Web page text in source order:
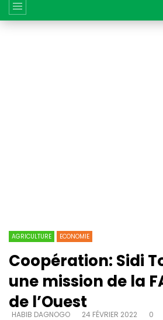
AGRICULTURE ECONOMIE
Coopération: Sidi
une mission de la
de l’Ouest
HABIB DAGNOGO 24 FÉVRIER 2022 0